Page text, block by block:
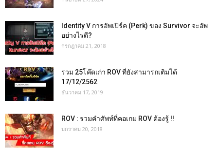
Identity V การอัพเปิร์ค (Perk) ของ Survivor จะอัพ
อย่างไรดี?
กรกฎาคม 21, 2018
รวม 25โค๊ดเก่า ROV ที่ยังสามารถเติมได้
17/12/2562
ธันวาคม 17, 2019
ROV : รวมคำศัพท์ที่คอเกม ROV ต้องรู้ !!
มกราคม 20, 2018